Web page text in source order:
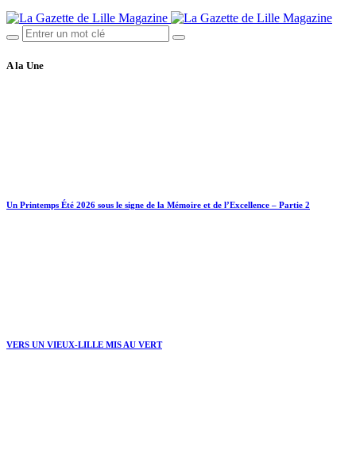
A la Une
Un Printemps Été 2026 sous le signe de la Mémoire et de l’Excellence – Partie 2
VERS UN VIEUX-LILLE MIS AU VERT